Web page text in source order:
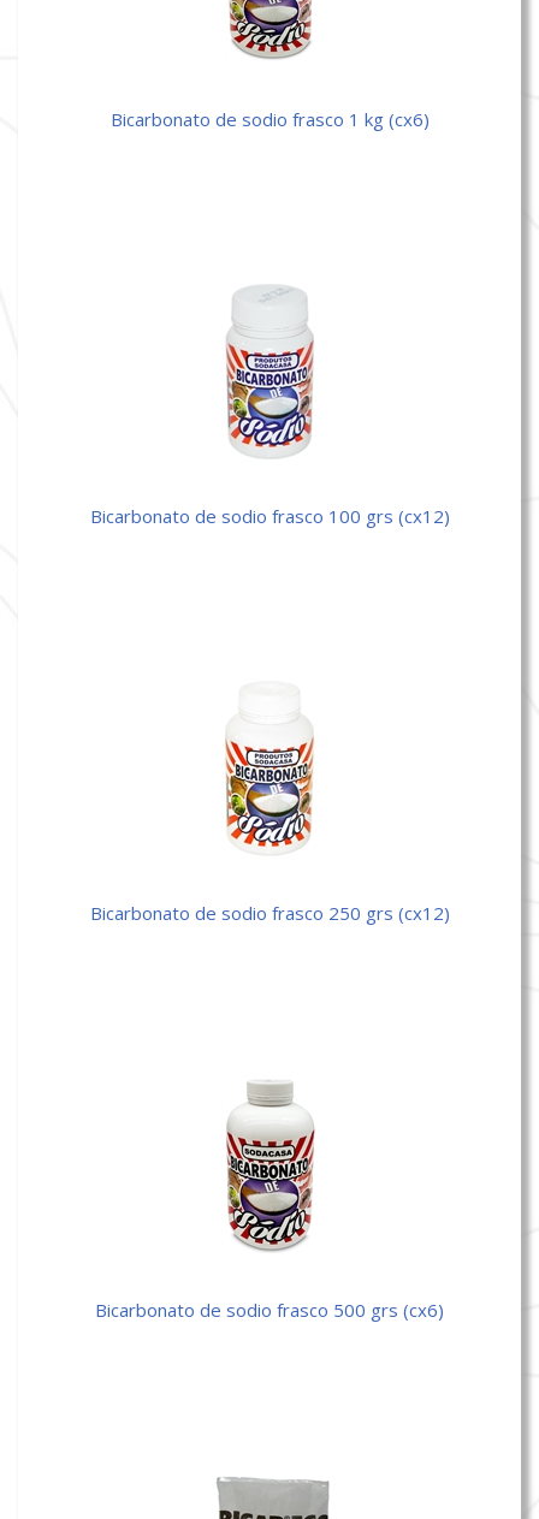
bicarbonato de sodio frasco 1 kg (cx6)
bicarbonato de sodio frasco 100 grs (cx12)
bicarbonato de sodio frasco 250 grs (cx12)
bicarbonato de sodio frasco 500 grs (cx6)